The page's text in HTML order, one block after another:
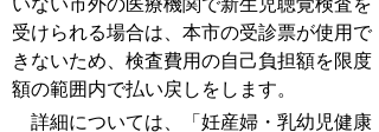
いない市外の医療機関で新生児聴覚検査を
受けられる場合は、本市の受診票が使用で
きないため、検査費用の自己負担額を限度
額の範囲内で払い戻しをします。
詳細については、「妊産婦・乳幼児健康